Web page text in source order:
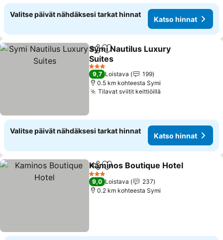
Valitse päivät nähdäksesi tarkat hinnat
Katso hinnat
Jaa Lisää suosikkeihin
Symi Nautilus Luxury
Suites
3 Tähtiluokitus
9,7 Loistava
199
0.5 km kohteesta Symi
Tilavat sviitit keittiöillä
Valitse päivät nähdäksesi tarkat hinnat
Katso hinnat
Jaa Lisää suosikkeihin
Kaminos Boutique Hotel
3 Tähtiluokitus
9,0 Loistava
237
0.2 km kohteesta Symi